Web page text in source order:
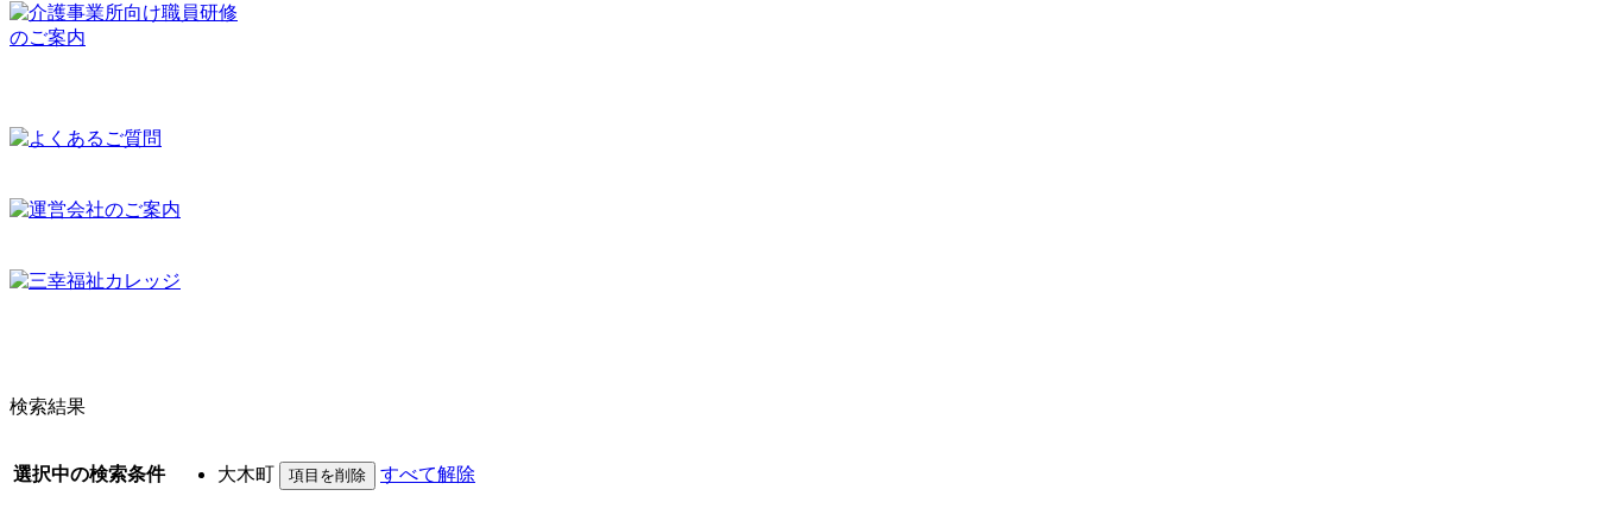
検索結果
選択中の検索条件 大木町 すべて解除